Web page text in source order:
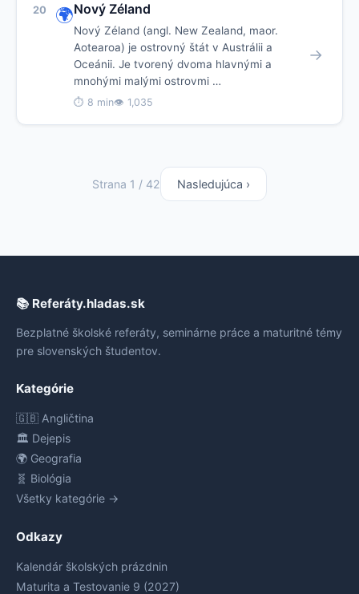
20 🌍Nový Zéland
Nový Zéland (angl. New Zealand, maor.
Aotearoa) je ostrovný štát v Austrálii a
Oceánii. Je tvorený dvoma hlavnými a
mnohými malými ostrovmi …
⏱ 8 min👁 1,035
→
Strana 1 / 42 Nasledujúca ›
📚 Referáty.hladas.sk
Bezplatné školské referáty, seminárne práce a maturitné témy
pre slovenských študentov.
Kategórie
🇬🇧 Angličtina
🏛️ Dejepis
🌍 Geografia
🧬 Biológia
Všetky kategórie →
Odkazy
Kalendár školských prázdnin
Maturita a Testovanie 9 (2027)